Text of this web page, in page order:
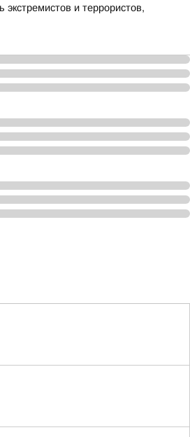
и террористов,